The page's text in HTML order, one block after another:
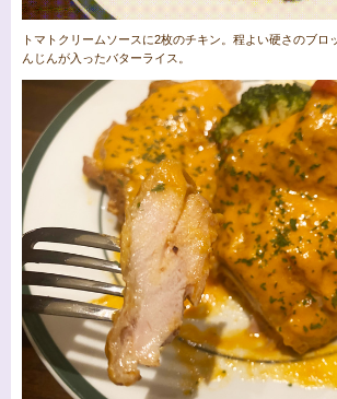
トマトクリームソースに2枚のチキン。程よい硬さのブロ
んじんが入ったバターライス。